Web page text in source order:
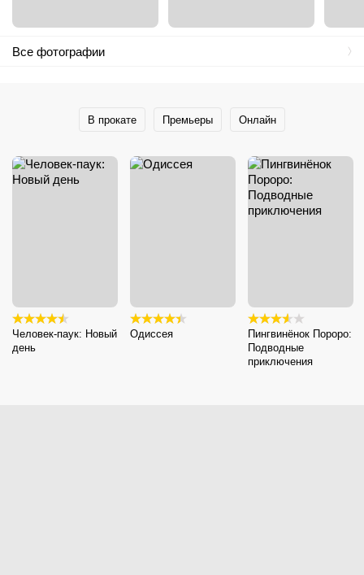
Все фотографии
В прокате Премьеры Онлайн
Человек-паук: Новый
день
Одиссея
Пингвинёнок Пороро:
Подводные
приключения